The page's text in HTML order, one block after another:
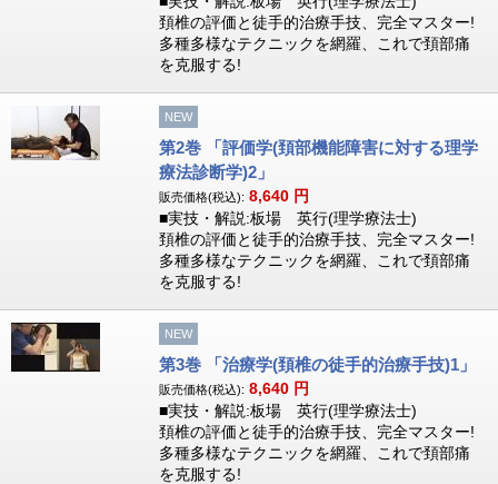
頚椎の評価と徒手的治療手技、完全マスター!
多種多様なテクニックを網羅、これで頚部痛
を克服する!
NEW
第2巻 「評価学(頚部機能障害に対する理学
療法診断学)2」
販売価格(税込): 8,640 円
■実技・解説:板場 英行(理学療法士)
頚椎の評価と徒手的治療手技、完全マスター!
多種多様なテクニックを網羅、これで頚部痛
を克服する!
NEW
第3巻 「治療学(頚椎の徒手的治療手技)1」
販売価格(税込): 8,640 円
■実技・解説:板場 英行(理学療法士)
頚椎の評価と徒手的治療手技、完全マスター!
多種多様なテクニックを網羅、これで頚部痛
を克服する!